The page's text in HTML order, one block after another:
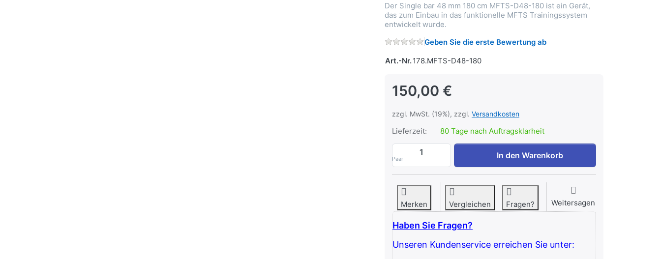
Der Single bar 48 mm 180 cm MFTS-D48-180 ist ein Gerät,
das zum Einbau in das funktionelle MFTS Trainingssystem
entwickelt wurde.
Geben Sie die erste Bewertung ab
Art.-Nr.178.MFTS-D48-180
150,00 €
zzgl. MwSt. (19%), zzgl. Versandkosten
Lieferzeit: 80 Tage nach Auftragsklarheit
Paar
MFTS - Einzelstange 48 - 180 cm zu 150,00 €, Menge 1.
In den Warenkorb
Merken Vergleichen Fragen? Weitersagen
Haben Sie Fragen?
Unseren Kundenservice erreichen Sie unter: